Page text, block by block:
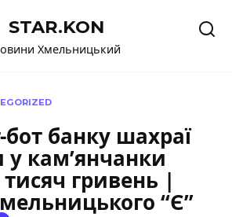
STAR.KON
Хмельницький
бот банку шахраї
кам’янчанки
гривень |
“Є”